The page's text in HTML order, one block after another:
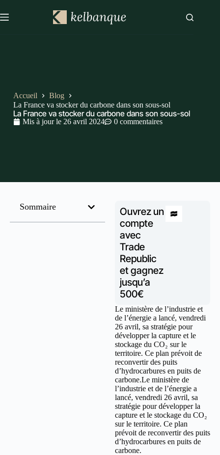
Accueil
Blog
La France va stocker du carbone dans son sous-sol
La France va stocker du carbone dans son sous-sol
Mis à jour le 26 avril 2024 0 commentaires
Sommaire
Ouvrez un
compte
avec
Trade
Republic
et gagnez
jusqu’a
500€
Le ministère de l’industrie et
de l’énergie a lancé, vendredi
26 avril, sa stratégie pour
développer la capture et le
stockage du CO₂ sur le
territoire. Ce plan prévoit de
reconvertir des puits
d’hydrocarbures en puits de
carbone.Le ministère de
l’industrie et de l’énergie a
lancé, vendredi 26 avril, sa
stratégie pour développer la
capture et le stockage du CO₂
sur le territoire. Ce plan
prévoit de reconvertir des puits
d’hydrocarbures en puits de
carbone.